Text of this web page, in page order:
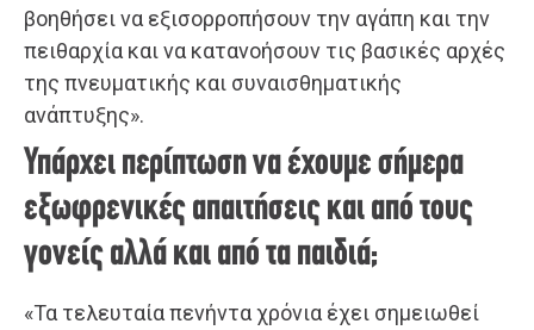
βοηθήσει να εξισορροπήσουν την αγάπη και την
πειθαρχία και να κατανοήσουν τις βασικές αρχές
της πνευματικής και συναισθηματικής
ανάπτυξης».
Υπάρχει περίπτωση να έχουμε σήμερα
εξωφρενικές απαιτήσεις και από τους
γονείς αλλά και από τα παιδιά;
«Τα τελευταία πενήντα χρόνια έχει σημειωθεί